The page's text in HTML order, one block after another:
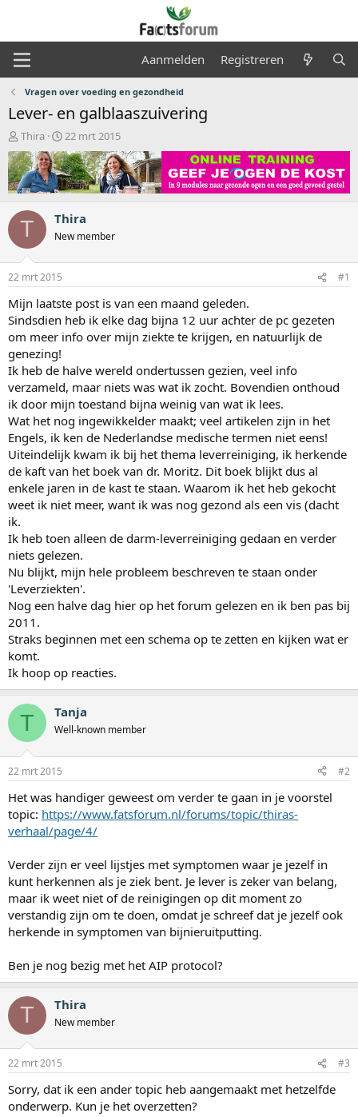
Aanmelden Registreren
Vragen over voeding en gezondheid
Lever- en galblaaszuivering
O
n
d
e
r
w
e
p
s
t
r
t
e
r
Thira
S
t
a
r
t
a
t
m
22 mrt 2015
T Thira
New member
22 mrt 2015 #1
Mijn laatste post is van een maand geleden.
Sindsdien heb ik elke dag bijna 12 uur achter de pc gezeten
om meer info over mijn ziekte te krijgen, en natuurlijk de
genezing!
Ik heb de halve wereld ondertussen gezien, veel info
verzameld, maar niets was wat ik zocht. Bovendien onthoud
ik door mijn toestand bijna weinig van wat ik lees.
Wat het nog ingewikkelder maakt; veel artikelen zijn in het
Engels, ik ken de Nederlandse medische termen niet eens!
Uiteindelijk kwam ik bij het thema leverreiniging, ik herkende
de kaft van het boek van dr. Moritz. Dit boek blijkt dus al
enkele jaren in de kast te staan. Waarom ik het heb gekocht
weet ik niet meer, want ik was nog gezond als een vis (dacht
ik.
Ik heb toen alleen de darm-leverreiniging gedaan en verder
niets gelezen.
Nu blijkt, mijn hele probleem beschreven te staan onder
'Leverziekten'.
Nog een halve dag hier op het forum gelezen en ik ben pas bij
2011.
Straks beginnen met een schema op te zetten en kijken wat er
komt.
Ik hoop op reacties.
T Tanja
Well-known member
22 mrt 2015 #2
Het was handiger geweest om verder te gaan in je voorstel
topic: https://www.fatsforum.nl/forums/topic/thiras-
verhaal/page/4/
Verder zijn er veel lijstjes met symptomen waar je jezelf in
kunt herkennen als je ziek bent. Je lever is zeker van belang,
maar ik weet niet of de reinigingen op dit moment zo
verstandig zijn om te doen, omdat je schreef dat je jezelf ook
herkende in symptomen van bijnieruitputting.
Ben je nog bezig met het AIP protocol?
T Thira
New member
22 mrt 2015 #3
Sorry, dat ik een ander topic heb aangemaakt met hetzelfde
onderwerp. Kun je het overzetten?